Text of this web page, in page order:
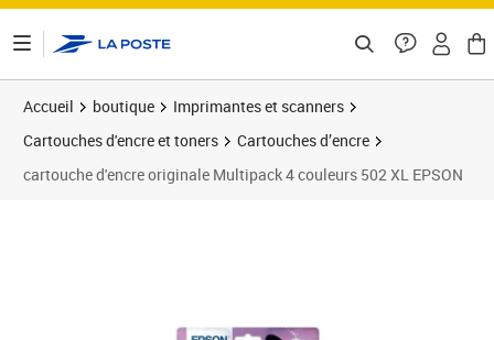
Accueil boutique
Imprimantes et scanners
Cartouches d'encre et toners
Cartouches d’encre
cartouche d'encre originale Multipack 4 couleurs 502 XL EPSON